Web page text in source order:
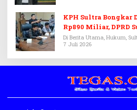
KPH Sultra Bongkar
Rp890 Miliar, DPRD
Di Berita Utama, Hukum,
7 Juli 2026